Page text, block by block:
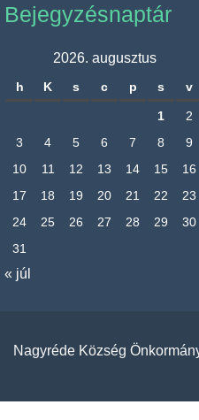
Bejegyzésnaptár
2026. augusztus
h K s c p s v
1
2
3
4 5 6 7 8
9
10
11 12 13 14 15
16
17
18 19 20 21 22
23
24
25 26 27 28 29
30
31
« júl
Nagyréde Község